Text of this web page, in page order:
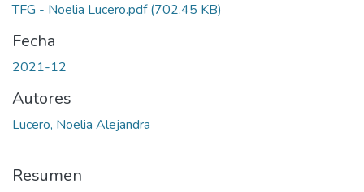
TFG - Noelia Lucero.pdf(702.45 KB)
Fecha
2021-12
Autores
Lucero, Noelia Alejandra
Resumen